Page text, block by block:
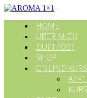
HOME
ÜBER MICH
DUFTPOST
SHOP
ONLINE-